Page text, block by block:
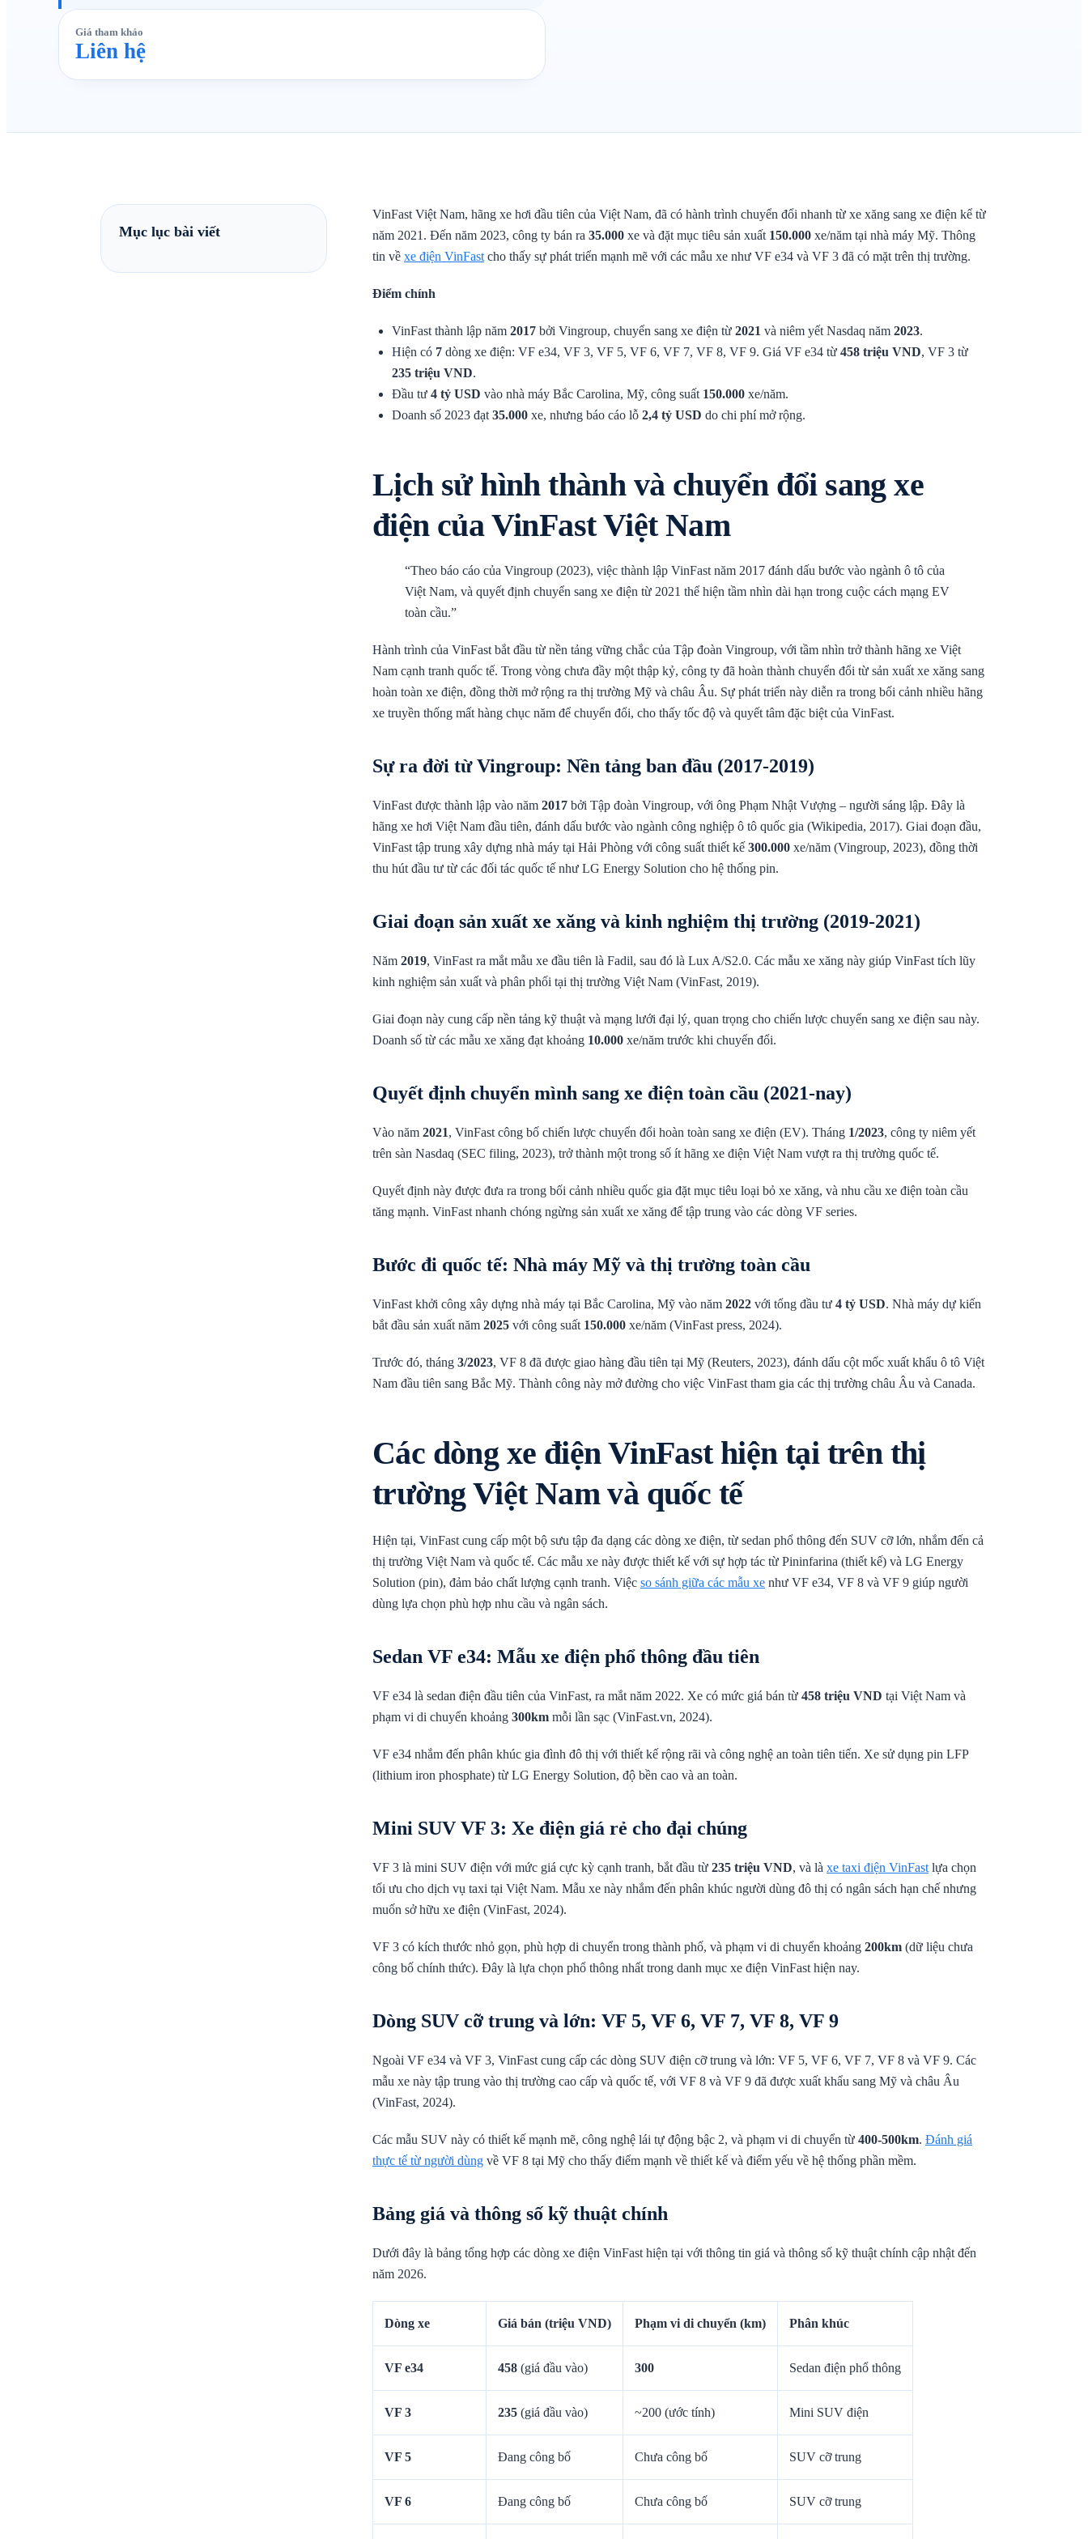
Giá tham khảo
Liên hệ
Mục lục bài viết
VinFast Việt Nam, hãng xe hơi đầu tiên của Việt Nam, đã có hành trình chuyển đổi nhanh từ xe xăng sang xe điện kể từ
năm 2021. Đến năm 2023, công ty bán ra 35.000 xe và đặt mục tiêu sản xuất 150.000 xe/năm tại nhà máy Mỹ. Thông
tin về xe điện VinFast cho thấy sự phát triển mạnh mẽ với các mẫu xe như VF e34 và VF 3 đã có mặt trên thị trường.
Điểm chính
VinFast thành lập năm 2017 bởi Vingroup, chuyển sang xe điện từ 2021 và niêm yết Nasdaq năm 2023.
Hiện có 7 dòng xe điện: VF e34, VF 3, VF 5, VF 6, VF 7, VF 8, VF 9. Giá VF e34 từ 458 triệu VND, VF 3 từ
235 triệu VND.
Đầu tư 4 tỷ USD vào nhà máy Bắc Carolina, Mỹ, công suất 150.000 xe/năm.
Doanh số 2023 đạt 35.000 xe, nhưng báo cáo lỗ 2,4 tỷ USD do chi phí mở rộng.
Lịch sử hình thành và chuyển đổi sang xe
điện của VinFast Việt Nam
“Theo báo cáo của Vingroup (2023), việc thành lập VinFast năm 2017 đánh dấu bước vào ngành ô tô của
Việt Nam, và quyết định chuyển sang xe điện từ 2021 thể hiện tầm nhìn dài hạn trong cuộc cách mạng EV
toàn cầu.”
Hành trình của VinFast bắt đầu từ nền tảng vững chắc của Tập đoàn Vingroup, với tầm nhìn trở thành hãng xe Việt
Nam cạnh tranh quốc tế. Trong vòng chưa đầy một thập kỷ, công ty đã hoàn thành chuyển đổi từ sản xuất xe xăng sang
hoàn toàn xe điện, đồng thời mở rộng ra thị trường Mỹ và châu Âu. Sự phát triển này diễn ra trong bối cảnh nhiều hãng
xe truyền thống mất hàng chục năm để chuyển đổi, cho thấy tốc độ và quyết tâm đặc biệt của VinFast.
Sự ra đời từ Vingroup: Nền tảng ban đầu (2017-2019)
VinFast được thành lập vào năm 2017 bởi Tập đoàn Vingroup, với ông Phạm Nhật Vượng – người sáng lập. Đây là
hãng xe hơi Việt Nam đầu tiên, đánh dấu bước vào ngành công nghiệp ô tô quốc gia (Wikipedia, 2017). Giai đoạn đầu,
VinFast tập trung xây dựng nhà máy tại Hải Phòng với công suất thiết kế 300.000 xe/năm (Vingroup, 2023), đồng thời
thu hút đầu tư từ các đối tác quốc tế như LG Energy Solution cho hệ thống pin.
Giai đoạn sản xuất xe xăng và kinh nghiệm thị trường (2019-2021)
Năm 2019, VinFast ra mắt mẫu xe đầu tiên là Fadil, sau đó là Lux A/S2.0. Các mẫu xe xăng này giúp VinFast tích lũy
kinh nghiệm sản xuất và phân phối tại thị trường Việt Nam (VinFast, 2019).
Giai đoạn này cung cấp nền tảng kỹ thuật và mạng lưới đại lý, quan trọng cho chiến lược chuyển sang xe điện sau này.
Doanh số từ các mẫu xe xăng đạt khoảng 10.000 xe/năm trước khi chuyển đổi.
Quyết định chuyển mình sang xe điện toàn cầu (2021-nay)
Vào năm 2021, VinFast công bố chiến lược chuyển đổi hoàn toàn sang xe điện (EV). Tháng 1/2023, công ty niêm yết
trên sàn Nasdaq (SEC filing, 2023), trở thành một trong số ít hãng xe điện Việt Nam vượt ra thị trường quốc tế.
Quyết định này được đưa ra trong bối cảnh nhiều quốc gia đặt mục tiêu loại bỏ xe xăng, và nhu cầu xe điện toàn cầu
tăng mạnh. VinFast nhanh chóng ngừng sản xuất xe xăng để tập trung vào các dòng VF series.
Bước đi quốc tế: Nhà máy Mỹ và thị trường toàn cầu
VinFast khởi công xây dựng nhà máy tại Bắc Carolina, Mỹ vào năm 2022 với tổng đầu tư 4 tỷ USD. Nhà máy dự kiến
bắt đầu sản xuất năm 2025 với công suất 150.000 xe/năm (VinFast press, 2024).
Trước đó, tháng 3/2023, VF 8 đã được giao hàng đầu tiên tại Mỹ (Reuters, 2023), đánh dấu cột mốc xuất khẩu ô tô Việt
Nam đầu tiên sang Bắc Mỹ. Thành công này mở đường cho việc VinFast tham gia các thị trường châu Âu và Canada.
Các dòng xe điện VinFast hiện tại trên thị
trường Việt Nam và quốc tế
Hiện tại, VinFast cung cấp một bộ sưu tập đa dạng các dòng xe điện, từ sedan phổ thông đến SUV cỡ lớn, nhắm đến cả
thị trường Việt Nam và quốc tế. Các mẫu xe này được thiết kế với sự hợp tác từ Pininfarina (thiết kế) và LG Energy
Solution (pin), đảm bảo chất lượng cạnh tranh. Việc so sánh giữa các mẫu xe như VF e34, VF 8 và VF 9 giúp người
dùng lựa chọn phù hợp nhu cầu và ngân sách.
Sedan VF e34: Mẫu xe điện phổ thông đầu tiên
VF e34 là sedan điện đầu tiên của VinFast, ra mắt năm 2022. Xe có mức giá bán từ 458 triệu VND tại Việt Nam và
phạm vi di chuyển khoảng 300km mỗi lần sạc (VinFast.vn, 2024).
VF e34 nhắm đến phân khúc gia đình đô thị với thiết kế rộng rãi và công nghệ an toàn tiên tiến. Xe sử dụng pin LFP
(lithium iron phosphate) từ LG Energy Solution, độ bền cao và an toàn.
Mini SUV VF 3: Xe điện giá rẻ cho đại chúng
VF 3 là mini SUV điện với mức giá cực kỳ cạnh tranh, bắt đầu từ 235 triệu VND, và là xe taxi điện VinFast lựa chọn
tối ưu cho dịch vụ taxi tại Việt Nam. Mẫu xe này nhắm đến phân khúc người dùng đô thị có ngân sách hạn chế nhưng
muốn sở hữu xe điện (VinFast, 2024).
VF 3 có kích thước nhỏ gọn, phù hợp di chuyển trong thành phố, và phạm vi di chuyển khoảng 200km (dữ liệu chưa
công bố chính thức). Đây là lựa chọn phổ thông nhất trong danh mục xe điện VinFast hiện nay.
Dòng SUV cỡ trung và lớn: VF 5, VF 6, VF 7, VF 8, VF 9
Ngoài VF e34 và VF 3, VinFast cung cấp các dòng SUV điện cỡ trung và lớn: VF 5, VF 6, VF 7, VF 8 và VF 9. Các
mẫu xe này tập trung vào thị trường cao cấp và quốc tế, với VF 8 và VF 9 đã được xuất khẩu sang Mỹ và châu Âu
(VinFast, 2024).
Các mẫu SUV này có thiết kế mạnh mẽ, công nghệ lái tự động bậc 2, và phạm vi di chuyển từ 400-500km. Đánh giá
thực tế từ người dùng về VF 8 tại Mỹ cho thấy điểm mạnh về thiết kế và điểm yếu về hệ thống phần mềm.
Bảng giá và thông số kỹ thuật chính
Dưới đây là bảng tổng hợp các dòng xe điện VinFast hiện tại với thông tin giá và thông số kỹ thuật chính cập nhật đến
năm 2026.
Dòng xe Giá bán (triệu VND) Phạm vi di chuyển (km) Phân khúc
VF e34 458 (giá đầu vào) 300 Sedan điện phổ thông
VF 3 235 (giá đầu vào) ~200 (ước tính) Mini SUV điện
VF 5 Đang công bố Chưa công bố SUV cỡ trung
VF 6 Đang công bố Chưa công bố SUV cỡ trung